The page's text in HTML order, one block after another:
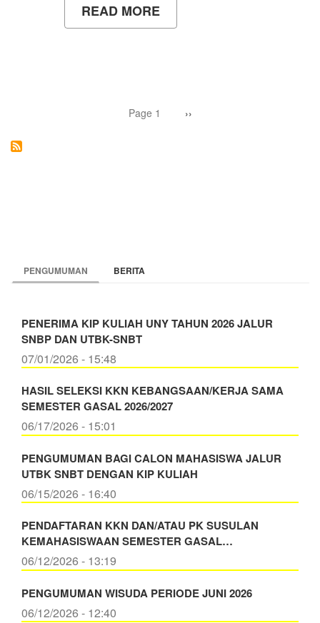
READ MORE
PENGALAMAN
Page 1 Next
››
PENGUMUMAN BERITA
PENERIMA KIP KULIAH UNY TAHUN 2026 JALUR
SNBP DAN UTBK-SNBT
07/01/2026 - 15:48
HASIL SELEKSI KKN KEBANGSAAN/KERJA SAMA
SEMESTER GASAL 2026/2027
06/17/2026 - 15:01
PENGUMUMAN BAGI CALON MAHASISWA JALUR
UTBK SNBT DENGAN KIP KULIAH
06/15/2026 - 16:40
PENDAFTARAN KKN DAN/ATAU PK SUSULAN
KEMAHASISWAAN SEMESTER GASAL…
06/12/2026 - 13:19
PENGUMUMAN WISUDA PERIODE JUNI 2026
06/12/2026 - 12:40